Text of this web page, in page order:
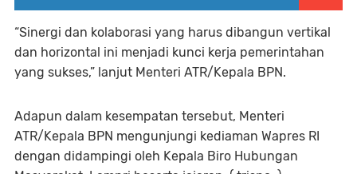
“Sinergi dan kolaborasi yang harus dibangun vertikal
dan horizontal ini menjadi kunci kerja pemerintahan
yang sukses,” lanjut Menteri ATR/Kepala BPN.
Adapun dalam kesempatan tersebut, Menteri
ATR/Kepala BPN mengunjungi kediaman Wapres RI
dengan didampingi oleh Kepala Biro Hubungan